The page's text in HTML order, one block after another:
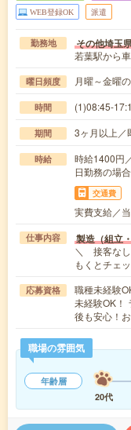
WEB登録OK 派遣
勤務地 その他埼玉
若葉駅から
曜日頻度 月曜～金曜
時間 (1)08:45-
期間 3ヶ月以上／
時給
時給1400円
日勤務の場
交通費
実費支給／当
仕事内容 製造（組立
＼ 接客なし
もくとチェ
応募資格
職種未経験
未経験OK！
後も安心！
職場の雰囲気
年齢層
20代